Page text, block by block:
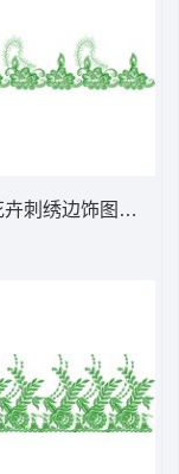
窗帘
卉刺绣边饰图案 免